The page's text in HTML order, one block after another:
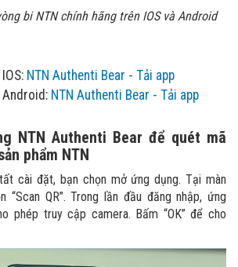
bi NTN chính hãng trên IOS và Android
NTN Authenti Bear - Tải app
Android: NTN Authenti Bear - Tải app
NTN Authenti Bear để quét mã
phẩm NTN
cài đặt, bạn chọn mở ứng dụng. Tại màn
“Scan QR”. Trong lần đầu đăng nhập, ứng
phép truy cập camera. Bấm “OK” để cho